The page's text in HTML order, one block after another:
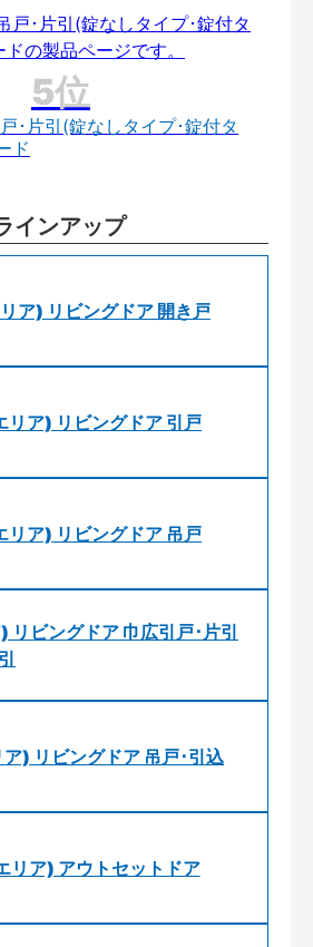
･片引(錠なしタイプ･錠付タ
ド
インアップ
ア) リビングドア 開き戸
ア) リビングドア 引戸
ア) リビングドア 吊戸
ビングドア 巾広引戸･片引
) リビングドア 吊戸･引込
ア) アウトセットドア